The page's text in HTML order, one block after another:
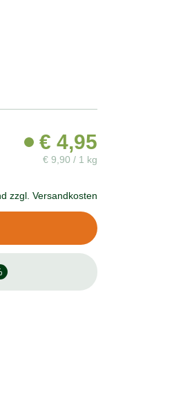
€ 4,95
€ 9,90 / 1 kg
zzgl. Versandkosten